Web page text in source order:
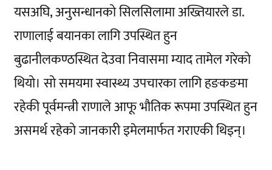
यसअघि, अनुसन्धानको सिलसिलामा अख्तियारले डा.
राणालाई बयानका लागि उपस्थित हुन
बुढानीलकण्ठस्थित देउवा निवासमा म्याद तामेल गरेको
थियो। सो समयमा स्वास्थ्य उपचारका लागि हङकङमा
रहेकी पूर्वमन्त्री राणाले आफू भौतिक रूपमा उपस्थित हुन
असमर्थ रहेको जानकारी इमेलमार्फत गराएकी थिइन्।